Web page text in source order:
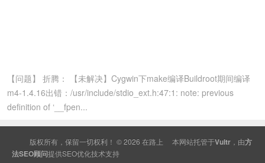
【问题】 折腾： 【未解决】Cygwin下make编译Buildroot期间编译
m4-1.4.16出错：/usr/include/stdio_ext.h:47:1: note: previous
definition of ‘__fpen...
版权所有，保留一切权利！ © 2026 在路上 本网站托管于Vultr ，由方
法SEO顾问提供SEO优化技术支持